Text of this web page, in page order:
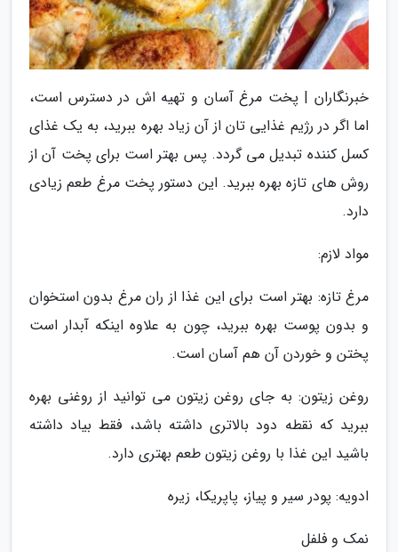
خبرنگاران | پخت مرغ آسان و تهیه اش در دسترس است،
اما اگر در رژیم غذایی تان از آن زیاد بهره ببرید، به یک غذای
کسل کننده تبدیل می گردد. پس بهتر است برای پخت آن از
روش های تازه بهره ببرید. این دستور پخت مرغ طعم زیادی
دارد.
مواد لازم:
مرغ تازه: بهتر است برای این غذا از ران مرغ بدون استخوان
و بدون پوست بهره ببرید، چون به علاوه اینکه آبدار است
پختن و خوردن آن هم آسان است.
روغن زیتون: به جای روغن زیتون می توانید از روغنی بهره
ببرید که نقطه دود بالاتری داشته باشد، فقط بیاد داشته
باشید این غذا با روغن زیتون طعم بهتری دارد.
ادویه: پودر سیر و پیاز، پاپریکا، زیره
نمک و فلفل